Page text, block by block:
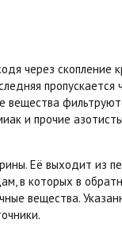
через скопление
вещества
и прочие
Её выходит из
в которых в
вещества.